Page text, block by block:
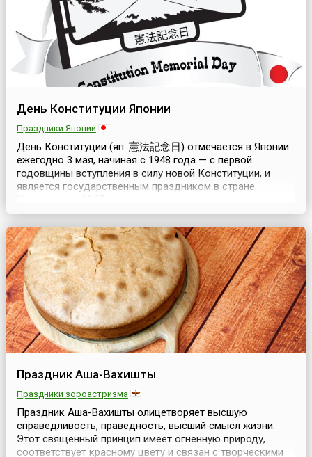
День Конституции Японии
Праздники Японии
День Конституции (яп. 憲法記念日) отмечается в Японии
ежегодно 3 мая, начиная с 1948 года — с первой
годовщины вступления в силу новой Конституции, и
является государственным праздником в стране.
положения прежней Конституции Мэйдзи, но носила
принципиально новый характер, который определялся
сложившейся в стране ситуацией. Потерпев поражение...
Праздник Аша-Вахишты
Праздники зороастризма
Праздник Аша-Вахишты олицетворяет высшую
справедливость, праведность, высший смысл жизни.
Этот священный принцип имеет огненную природу,
соответствует красному цвету и связан с творческими